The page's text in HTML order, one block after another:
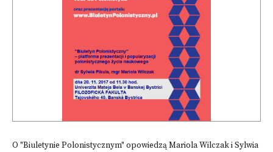
O "Biuletynie Polonistycznym" opowiedzą Mariola Wilczak i Sylwia